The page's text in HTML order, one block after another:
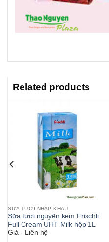
Related products
SỮA TƯƠI NHẬP KHẨU
Sữa tươi nguyên kem Frischli
Full Cream UHT Milk hộp 1L
Giá - Liên hệ